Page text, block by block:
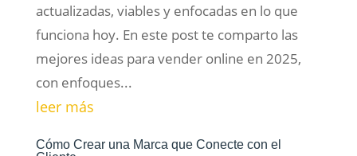
actualizadas, viables y enfocadas en lo que
funciona hoy. En este post te comparto las
mejores ideas para vender online en 2025,
con enfoques...
leer más
Cómo Crear una Marca que Conecte con el